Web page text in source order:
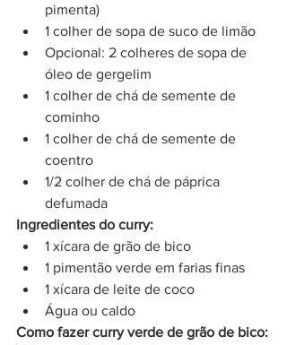
pimenta)
1 colher de sopa de suco de limão
Opcional: 2 colheres de sopa de
óleo de gergelim
1 colher de chá de semente de
cominho
1 colher de chá de semente de
coentro
1/2 colher de chá de páprica
defumada
Ingredientes do curry:
1 xícara de grão de bico
1 pimentão verde em farias finas
1 xícara de leite de coco
Água ou caldo
Como fazer curry verde de grão de bico: